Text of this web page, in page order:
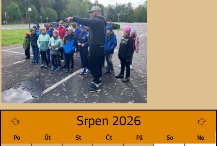
Srpen 2026
Po Út St Čt Pá So Ne